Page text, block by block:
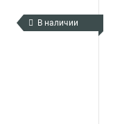
В наличии